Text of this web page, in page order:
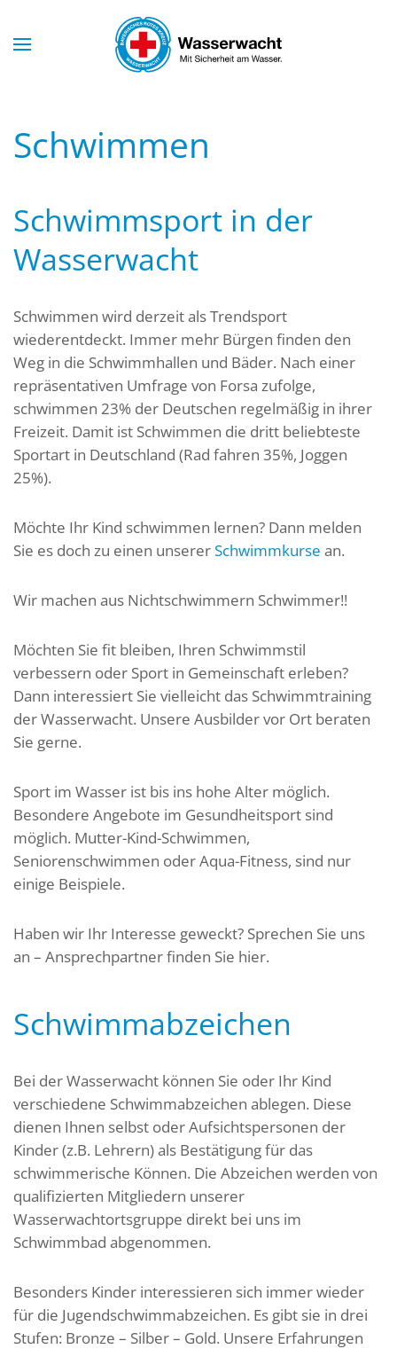
Skip to main content
Schwimmen
Schwimmsport in der
Wasserwacht
Schwimmen wird derzeit als Trendsport
wiederentdeckt. Immer mehr Bürgen finden den
Weg in die Schwimmhallen und Bäder. Nach einer
repräsentativen Umfrage von Forsa zufolge,
schwimmen 23% der Deutschen regelmäßig in ihrer
Freizeit. Damit ist Schwimmen die dritt beliebteste
Sportart in Deutschland (Rad fahren 35%, Joggen
25%).
Möchte Ihr Kind schwimmen lernen? Dann melden
Sie es doch zu einen unsererSchwimmkurse an.
Wir machen aus Nichtschwimmern Schwimmer!!
Möchten Sie fit bleiben, Ihren Schwimmstil
verbessern oder Sport in Gemeinschaft erleben?
Dann interessiert Sie vielleicht das Schwimmtraining
der Wasserwacht. Unsere Ausbilder vor Ort beraten
Sie gerne.
Sport im Wasser ist bis ins hohe Alter möglich.
Besondere Angebote im Gesundheitsport sind
möglich. Mutter-Kind-Schwimmen,
Seniorenschwimmen oder Aqua-Fitness, sind nur
einige Beispiele.
Haben wir Ihr Interesse geweckt? Sprechen Sie uns
an – Ansprechpartner finden Sie hier.
Schwimmabzeichen
Bei der Wasserwacht können Sie oder Ihr Kind
verschiedene Schwimmabzeichen ablegen. Diese
dienen Ihnen selbst oder Aufsichtspersonen der
Kinder (z.B. Lehrern) als Bestätigung für das
schwimmerische Können. Die Abzeichen werden von
qualifizierten Mitgliedern unserer
Wasserwachtortsgruppe direkt bei uns im
Schwimmbad abgenommen.
Besonders Kinder interessieren sich immer wieder
für die Jugendschwimmabzeichen. Es gibt sie in drei
Stufen: Bronze – Silber – Gold. Unsere Erfahrungen